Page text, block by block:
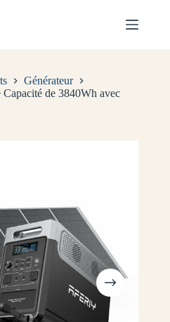
Générateur
Capacité de 3840Wh avec